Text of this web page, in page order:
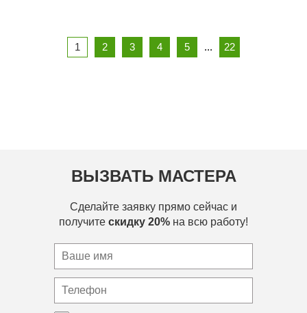
1 2 3 4 5 ... 22
ВЫЗВАТЬ МАСТЕРА
Сделайте заявку прямо сейчас и
получите скидку 20% на всю работу!